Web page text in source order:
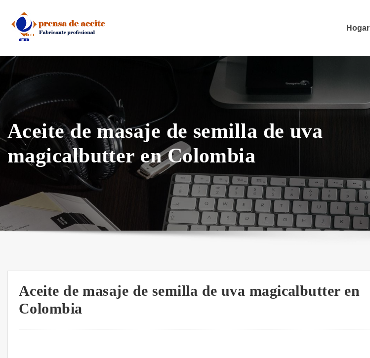
content
Hogar
Aceite de masaje de semilla de uva
magicalbutter en Colombia
Aceite de masaje de semilla de uva magicalbutter en
Colombia